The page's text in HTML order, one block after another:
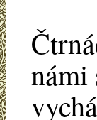
námi